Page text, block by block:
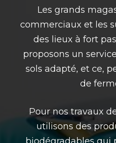
Les grands
commerciaux et les
des lieux à fort
proposons un
sols adapté, et ce,
de
Pour nos travaux
utilisons des
biodégradables qui